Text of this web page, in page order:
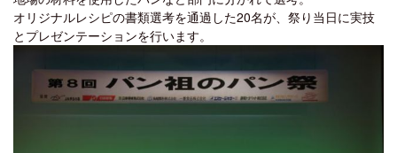
オリジナルレシピの書類選考を通過した20名が、祭り当日に実技
とプレゼンテーションを行います。